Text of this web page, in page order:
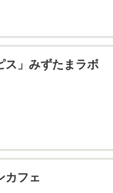
ス」みずたまラボ
カフェ